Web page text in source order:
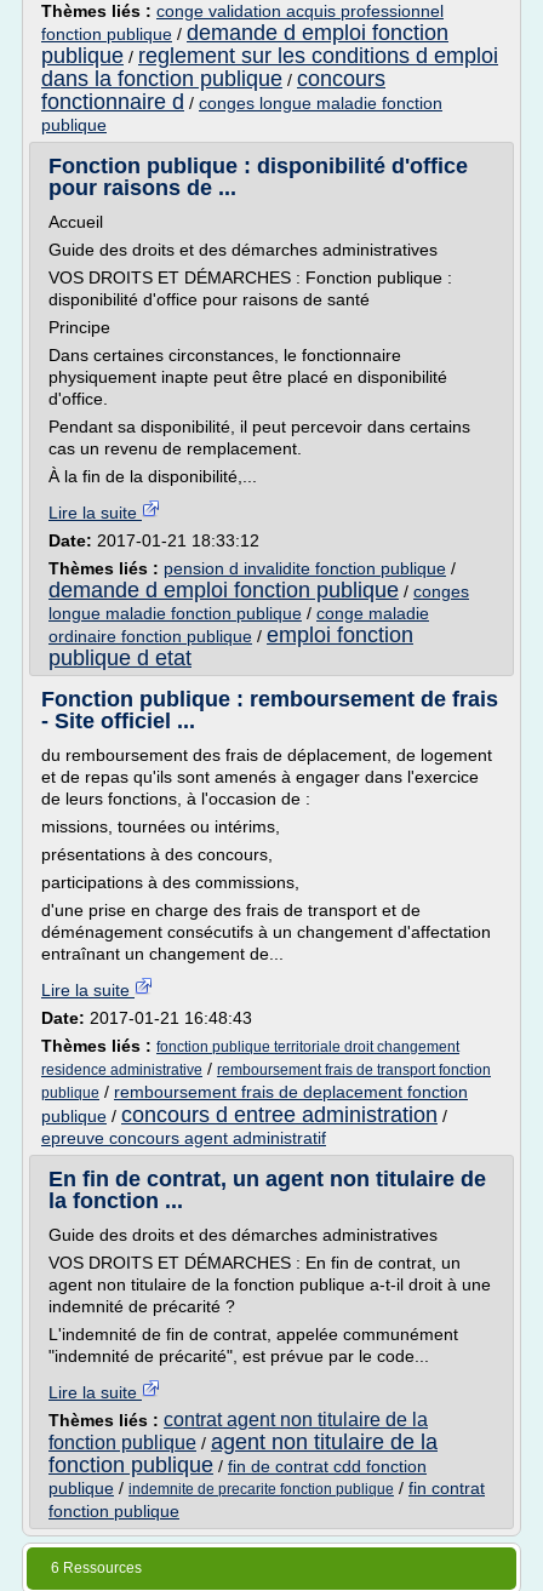
Thèmes liés : conge validation acquis professionnel
fonction publique / demande d emploi fonction
publique / reglement sur les conditions d emploi
dans la fonction publique / concours
fonctionnaire d / conges longue maladie fonction
publique
Fonction publique : disponibilité d'office
pour raisons de ...
Accueil
Guide des droits et des démarches administratives
VOS DROITS ET DÉMARCHES : Fonction publique :
disponibilité d'office pour raisons de santé
Principe
Dans certaines circonstances, le fonctionnaire
physiquement inapte peut être placé en disponibilité
d'office.
Pendant sa disponibilité, il peut percevoir dans certains
cas un revenu de remplacement.
À la fin de la disponibilité,...
Lire la suite
Date: 2017-01-21 18:33:12
Thèmes liés : pension d invalidite fonction publique /
demande d emploi fonction publique / conges
longue maladie fonction publique / conge maladie
ordinaire fonction publique / emploi fonction
publique d etat
Fonction publique : remboursement de frais
- Site officiel ...
du remboursement des frais de déplacement, de logement
et de repas qu'ils sont amenés à engager dans l'exercice
de leurs fonctions, à l'occasion de :
missions, tournées ou intérims,
présentations à des concours,
participations à des commissions,
d'une prise en charge des frais de transport et de
déménagement consécutifs à un changement d'affectation
entraînant un changement de...
Lire la suite
Date: 2017-01-21 16:48:43
Thèmes liés : fonction publique territoriale droit changement
residence administrative / remboursement frais de transport fonction
publique / remboursement frais de deplacement fonction
publique / concours d entree administration /
epreuve concours agent administratif
En fin de contrat, un agent non titulaire de
la fonction ...
Guide des droits et des démarches administratives
VOS DROITS ET DÉMARCHES : En fin de contrat, un
agent non titulaire de la fonction publique a-t-il droit à une
indemnité de précarité ?
L'indemnité de fin de contrat, appelée communément
"indemnité de précarité", est prévue par le code...
Lire la suite
Thèmes liés : contrat agent non titulaire de la
fonction publique / agent non titulaire de la
fonction publique / fin de contrat cdd fonction
publique / indemnite de precarite fonction publique / fin contrat
fonction publique
6 Ressources